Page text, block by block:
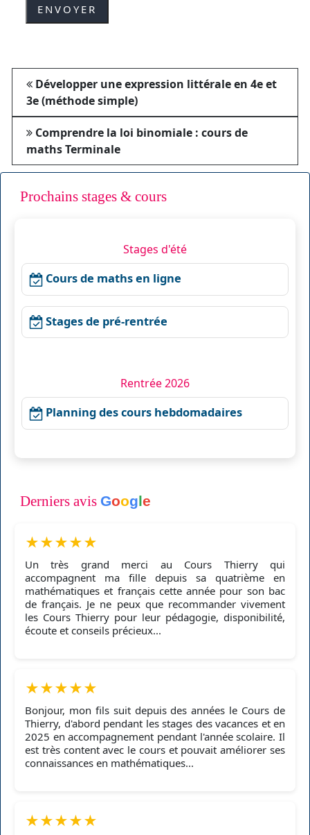
Développer une expression littérale en 4e et
3e (méthode simple)
Comprendre la loi binomiale : cours de
maths Terminale
Prochains stages & cours
Stages d'été
Cours de maths en ligne
Stages de pré-rentrée
Rentrée 2026
Planning des cours hebdomadaires
Derniers avis Google
★★★★★
Un très grand merci au Cours Thierry qui
accompagnent ma fille depuis sa quatrième en
mathématiques et français cette année pour son bac
de français. Je ne peux que recommander vivement
les Cours Thierry pour leur pédagogie, disponibilité,
écoute et conseils précieux...
★★★★★
Bonjour, mon fils suit depuis des années le Cours de
Thierry, d'abord pendant les stages des vacances et en
2025 en accompagnement pendant l'année scolaire. Il
est très content avec le cours et pouvait améliorer ses
connaissances en mathématiques...
★★★★★